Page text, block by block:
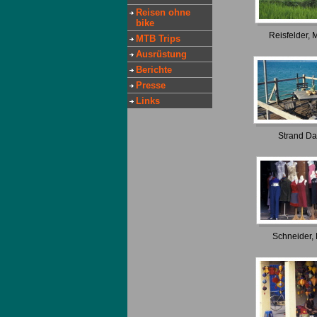
Reisen ohne
bike
MTB Trips
Ausrüstung
Berichte
Presse
Links
Reisfelder,
Strand
Schneider,